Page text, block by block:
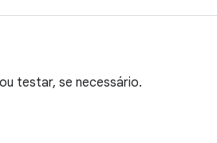
testar, se necessário.